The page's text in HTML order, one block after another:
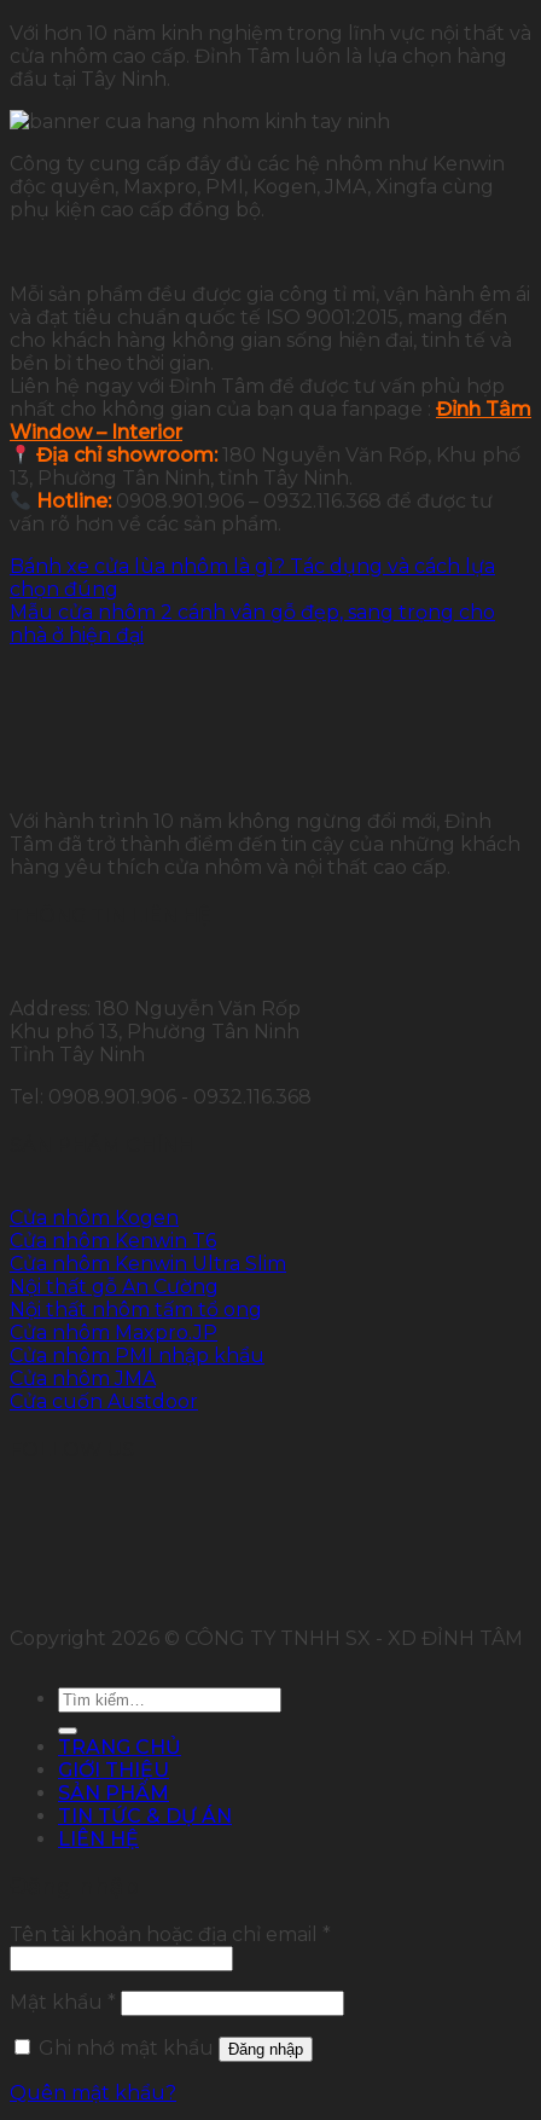
Với hơn 10 năm kinh nghiệm trong lĩnh vực nội thất và
cửa nhôm cao cấp. Đỉnh Tâm luôn là lựa chọn hàng
đầu tại Tây Ninh.
Công ty cung cấp đầy đủ các hệ nhôm như Kenwin
độc quyền, Maxpro, PMI, Kogen, JMA, Xingfa cùng
phụ kiện cao cấp đồng bộ.
Mỗi sản phẩm đều được gia công tỉ mỉ, vận hành êm ái
và đạt tiêu chuẩn quốc tế ISO 9001:2015, mang đến
cho khách hàng không gian sống hiện đại, tinh tế và
bền bỉ theo thời gian.
Liên hệ ngay với Đỉnh Tâm để được tư vấn phù hợp
nhất cho không gian của bạn qua fanpage : Đỉnh Tâm
Window – Interior
Địa chỉ showroom:180 Nguyễn Văn Rốp, Khu phố
13, Phường Tân Ninh, tỉnh Tây Ninh.
Hotline: 0908.901.906 – 0932.116.368 để được tư
vấn rõ hơn về các sản phẩm.
Bánh xe cửa lùa nhôm là gì? Tác dụng và cách lựa
chọn đúng
Mẫu cửa nhôm 2 cánh vân gỗ đẹp, sang trọng cho
nhà ở hiện đại
Với hành trình 10 năm không ngừng đổi mới, Đỉnh
Tâm đã trở thành điểm đến tin cậy của những khách
hàng yêu thích cửa nhôm và nội thất cao cấp.
Address: 180 Nguyễn Văn Rốp
Khu phố 13, Phường Tân Ninh
Tỉnh Tây Ninh
Tel: 0908.901.906 - 0932.116.368
Cửa nhôm Kogen
Cửa nhôm Kenwin T6
Cửa nhôm Kenwin Ultra Slim
Nội thất gỗ An Cường
Nội thất nhôm tấm tổ ong
Cửa nhôm Maxpro.JP
Cửa nhôm PMI nhập khẩu
Cửa nhôm JMA
Cửa cuốn Austdoor
Copyright 2026 © CÔNG TY TNHH SX - XD ĐỈNH TÂM
Tìm
kiếm:
TRANG CHỦ
GIỚI THIỆU
SẢN PHẨM
TIN TỨC & DỰ ÁN
LIÊN HỆ
Tên tài khoản hoặc địa chỉ email *
Mật khẩu *
Ghi nhớ mật khẩu
Đăng nhập
Quên mật khẩu?